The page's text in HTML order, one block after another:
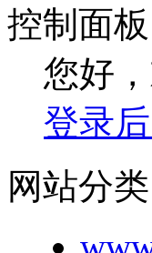
控制面板
您好
登录
网站分类